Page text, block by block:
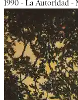
1990 - La Autoridad -